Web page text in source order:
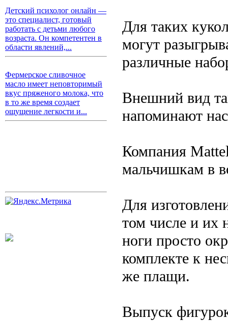
Детский психолог онлайн —
это специалист, готовый
работать с детьми любого
возраста. Он компетентен в
области явлений,...
Фермерское сливочное
масло имеет неповторимый
вкус пряженого молока, что
в то же время создает
ощущение легкости и...
Для таких
могут
различные
Внешний вид
напоминают
Компания
мальчишкам в
Для
том числе и их
ноги просто
комплекте к
же плащи.
Выпуск